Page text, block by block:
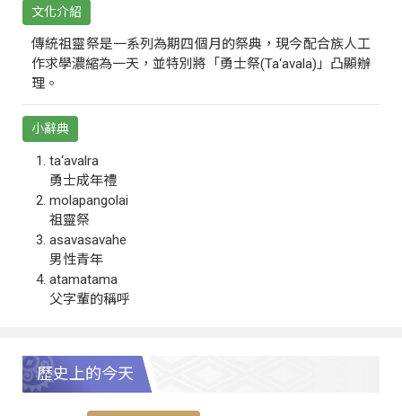
文化介紹
傳統祖靈祭是一系列為期四個月的祭典，現今配合族人工
作求學濃縮為一天，並特別將「勇士祭(Ta‘avala)」凸顯辦
理。
小辭典
ta‘avalra
勇士成年禮
molapangolai
祖靈祭
asavasavahe
男性青年
atamatama
父字輩的稱呼
歷史上的今天